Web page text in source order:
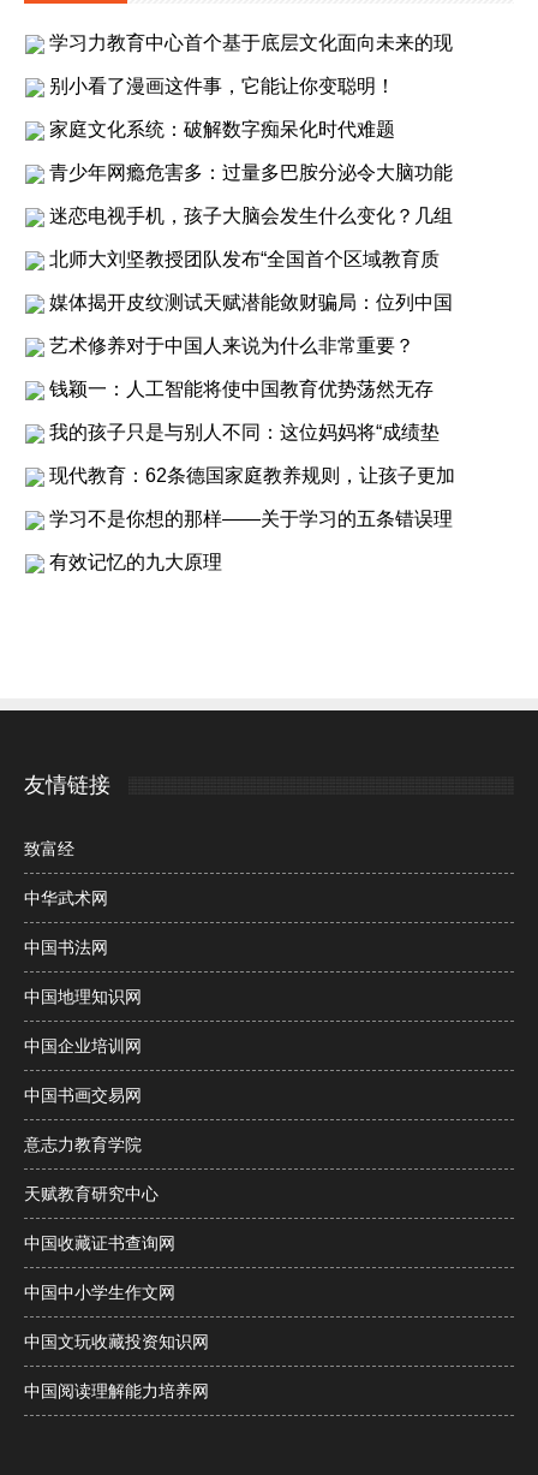
学习力教育中心首个基于底层文化面向未来的现
别小看了漫画这件事，它能让你变聪明！
家庭文化系统：破解数字痴呆化时代难题
青少年网瘾危害多：过量多巴胺分泌令大脑功能
迷恋电视手机，孩子大脑会发生什么变化？几组
北师大刘坚教授团队发布“全国首个区域教育质
媒体揭开皮纹测试天赋潜能敛财骗局：位列中国
艺术修养对于中国人来说为什么非常重要？
钱颖一：人工智能将使中国教育优势荡然无存
我的孩子只是与别人不同：这位妈妈将“成绩垫
现代教育：62条德国家庭教养规则，让孩子更加
学习不是你想的那样——关于学习的五条错误理
有效记忆的九大原理
友情链接
致富经
中华武术网
中国书法网
中国地理知识网
中国企业培训网
中国书画交易网
意志力教育学院
天赋教育研究中心
中国收藏证书查询网
中国中小学生作文网
中国文玩收藏投资知识网
中国阅读理解能力培养网